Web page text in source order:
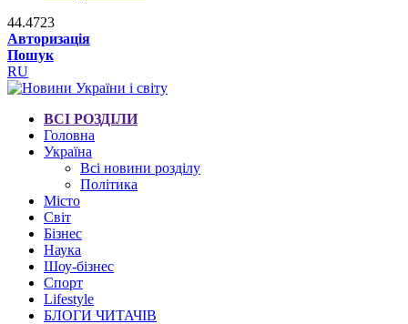
44.4723
Авторизація
Пошук
RU
ВСІ РОЗДІЛИ
Головна
Україна
Всі новини розділу
Політика
Місто
Світ
Бізнес
Наука
Шоу-бізнес
Спорт
Lifestyle
БЛОГИ ЧИТАЧІВ